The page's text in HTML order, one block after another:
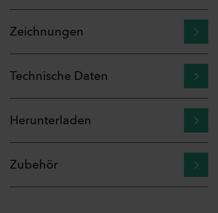
Zeichnungen
Technische Daten
Herunterladen
Zubehör